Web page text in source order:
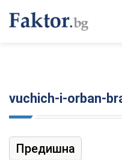
vuchich-i-orban-
Предишна